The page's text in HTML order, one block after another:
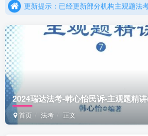
2024瑞达法考-韩心怡民诉-主观题精
首页 法考 正文